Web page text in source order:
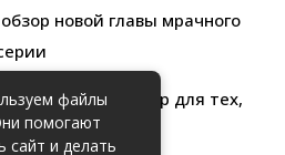
новой главы мрачного
обзор игр для тех,
файлы
помогают
сайт и делать